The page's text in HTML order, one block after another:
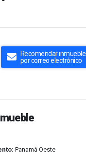
Recomendar inmueble
por correo electrónico
Panamá Oeste